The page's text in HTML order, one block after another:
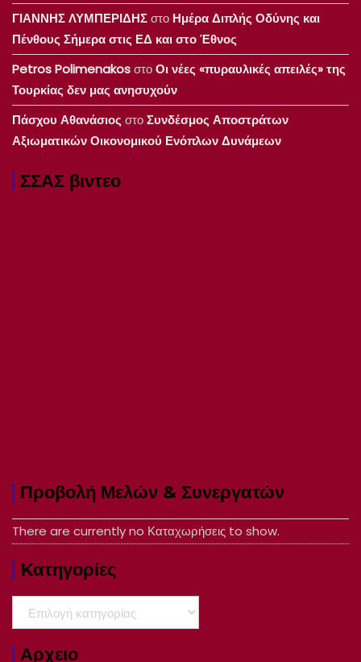
ΓΙΑΝΝΗΣ ΛΥΜΠΕΡΙΔΗΣστο Ημέρα Διπλής Οδύνης και
Πένθους Σήμερα στις ΕΔ και στο Έθνος
Petros PolimenakosστοΟι νέες «πυραυλικές απειλές» της
Τουρκίας δεν μας ανησυχούν
Πάσχου Αθανάσιος στοΣυνδέσμος Αποστράτων
Αξιωματικών Οικονομικού Ενόπλων Δυνάμεων
ΣΣΑΣ βιντεο
Προβολή Μελών & Συνεργατών
There are currently no Καταχωρήσεις to show.
Kατηγορίες
Αρχειο